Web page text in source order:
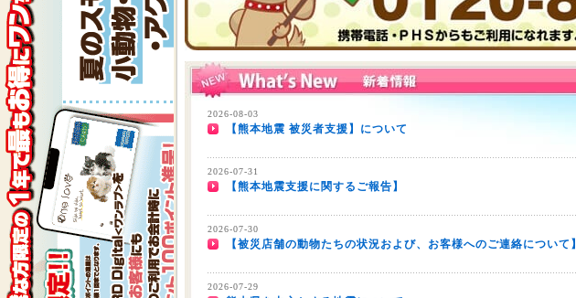
2026-08-03
【熊本地震 被災者支援】について
2026-07-31
【熊本地震支援に関するご報告】
2026-07-30
【被災店舗の動物たちの状況および、お客様へのご連絡について】
2026-07-29